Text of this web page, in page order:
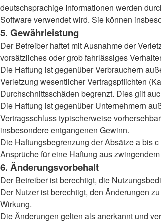
deutschsprachige Informationen werden
Software verwendet wird. Sie können
5. Gewährleistung
Der Betreiber haftet mit Ausnahme der
vorsätzliches oder grob fahrlässiges
Die Haftung ist gegenüber Verbrauchern
Verletzung wesentlicher Vertragspflichten
Durchschnittsschäden begrenzt. Dies gilt
Die Haftung ist gegenüber Unternehmern
Vertragsschluss typischerweise
insbesondere entgangenen Gewinn.
Die Haftungsbegrenzung der Absätze a bis
Ansprüche für eine Haftung aus
6. Änderungsvorbehalt
Der Betreiber ist berechtigt, die
Der Nutzer ist berechtigt, den Änderungen
Wirkung.
Die Änderungen gelten als anerkannt und